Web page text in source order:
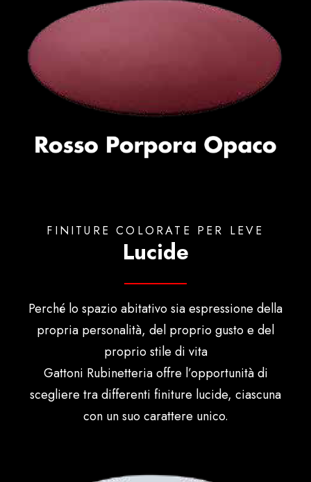
FINITURE COLORATE PER LEVE
Lucide
Perché lo spazio abitativo sia espressione della
propria personalità, del proprio gusto e del
proprio stile di vita
Gattoni Rubinetteria offre l’opportunità di
scegliere tra differenti finiture lucide, ciascuna
con un suo carattere unico.